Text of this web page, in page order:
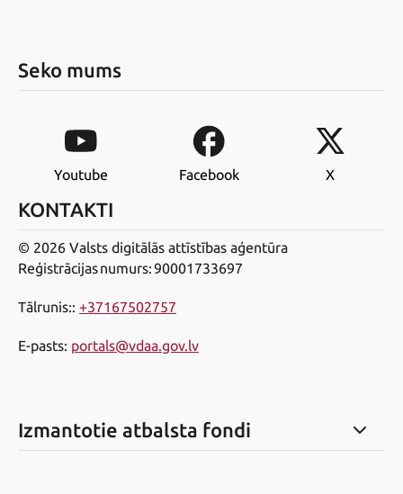
Seko mums
Youtube Facebook X
KONTAKTI
© 2026 Valsts digitālās attīstības aģentūra
Reģistrācijas numurs: 90001733697
Tālrunis:: +37167502757
E-pasts: portals@vdaa.gov.lv
Izmantotie atbalsta fondi